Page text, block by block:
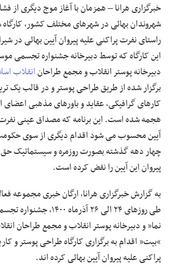
خبرگزاری هرانا – همزمان با آغاز موج دیگری از
شهروندان بهائی در شهرهای مختلف کشور،
راستای نفرت پراکنی علیه پیروان آیین بهائی در
این کارگاه که توسط دبیرخانه جشنواره تجسمی
دبیرخانه پوستر انقلاب و مجمع طراحانانقلاب
برگزار شده از طریق طراحی پوستر و در قالب یک
کارهای گرافیکی، عقاید و باورهای مذهبی اعضای
هجمه شده است. این برنامه که مصداق عینی نفرت
آیین محسوب می شود اقدام دیگری از سوی
چهار دهه گذشته بصورت روزمره و سیستماتیک
پیروان این آیین را نقض کرده است.
به گزارش خبرگزاری هرانا، ارگان خبری مجموعه
طی روزهای ۲۴ الی ۲۶
نما” و دبیرخانه پوستر انقلاب و مجمع طراحان
“بیت” اقدام به برگزاری کارگاه طراحی پوستر و
پراکنی علیه پیروان آیین بهائی کرده اند.